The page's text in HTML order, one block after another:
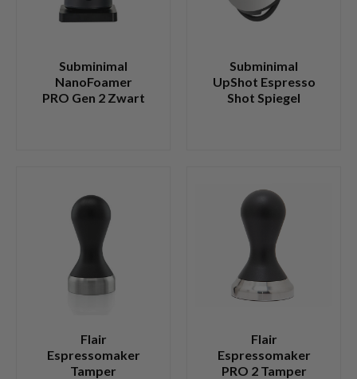
Subminimal
NanoFoamer
PRO Gen 2 Zwart
Subminimal
UpShot Espresso
Shot Spiegel
Flair
Espressomaker
Tamper
Flair
Espressomaker
PRO 2 Tamper